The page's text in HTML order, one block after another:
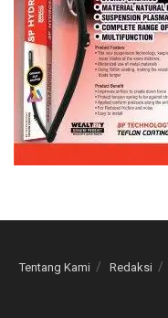
Tentang Kami Redaksi